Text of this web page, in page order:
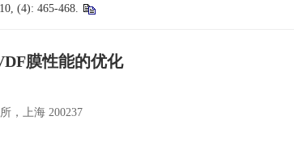
(4): 465-468.
膜性能的优化
，上海 200237